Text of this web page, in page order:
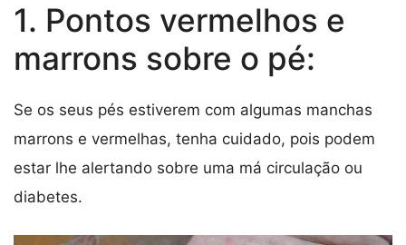
1. Pontos vermelhos e
marrons sobre o pé:
Se os seus pés estiverem com algumas manchas
marrons e vermelhas, tenha cuidado, pois podem
estar lhe alertando sobre uma má circulação ou
diabetes.